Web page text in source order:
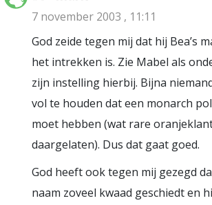
7 november 2003 , 11:11
God zeide tegen mij dat hij Bea’s
het intrekken is. Zie Mabel als
zijn instelling hierbij. Bijna
vol te houden dat een monarch
moet hebben (wat rare
daargelaten). Dus dat gaat goed.
God heeft ook tegen mij gezegd
naam zoveel kwaad geschiedt en